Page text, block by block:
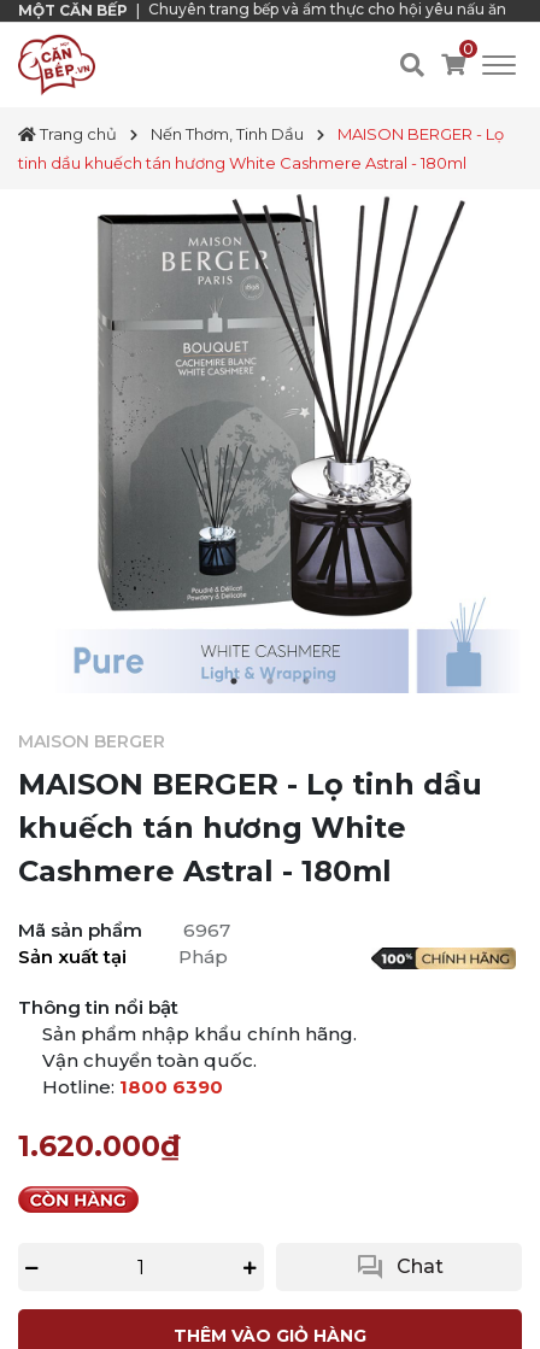
MỘT CĂN BẾP Chuyên trang bếp và ẩm thực cho hội yêu nấu ăn
0
Trang chủ Nến Thơm, Tinh Dầu
MAISON BERGER - Lọ
tinh dầu khuếch tán hương White Cashmere Astral - 180ml
MAISON BERGER
MAISON BERGER - Lọ tinh dầu
khuếch tán hương White
Cashmere Astral - 180ml
Mã sản phẩm
6967
Sản xuất tại
Pháp
Thông tin nổi bật
Sản phẩm nhập khẩu chính hãng.
Vận chuyển toàn quốc.
Hotline: 1800 6390
1.620.000₫
question_answer Chat
THÊM VÀO GIỎ HÀNG